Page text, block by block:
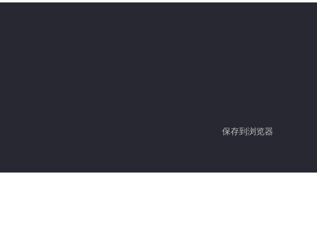
保存到浏览器